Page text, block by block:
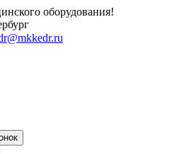
оборудования!